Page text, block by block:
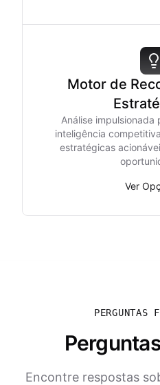
Motor de
Análise
inteligência
estratégicas
Ver
PERGUNTAS
Encontre respostas